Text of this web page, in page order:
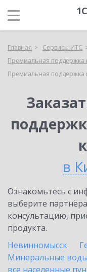
Главная
Сервисы ИТС
Премиальная поддержка
Премиальная поддержка
в
Ознакомьтесь с
выберите
консультацию,
продукта.
Невинномысск
Минеральные воды
все населенные